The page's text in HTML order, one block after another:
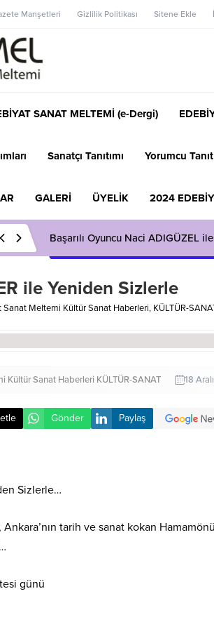
Manşetleri Gizlilik Politikası Sitene Ekle
SANAT MELTEMİ (e-Dergi)
Sanatçı Tanıtımı Yorumcu
GALERİ ÜYELİK 2024
Başarılı Oyuncu Naci ADIGÜZEL
ile Yeniden Sizlerle
Sanat Meltemi Kültür Sanat Haberleri, KÜLTÜR-
Kültür Sanat Haberleri KÜLTÜR-SANAT 18
Gönder Paylaş
Sizlerle…
tarih ve sanat kokan
günü